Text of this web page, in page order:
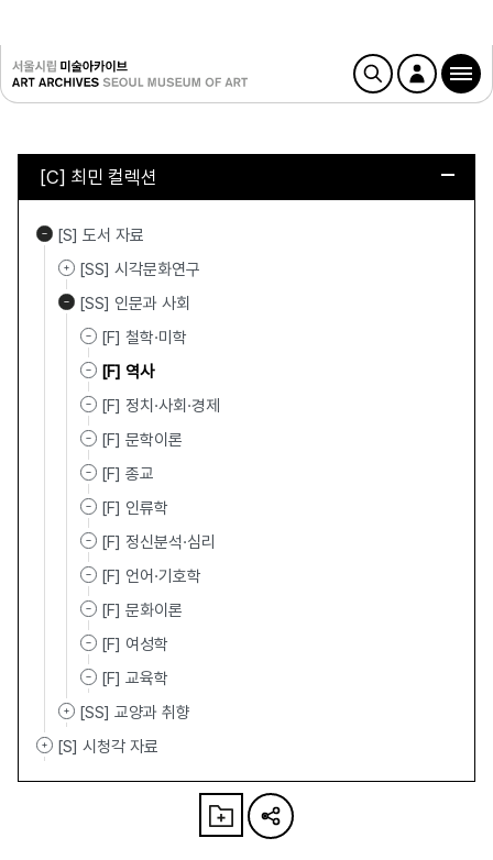
[C] 최민 컬렉션
[S] 도서 자료
[SS] 시각문화연구
[SS] 인문과 사회
[F] 철학·미학
[F] 역사
[F] 정치·사회·경제
[F] 문학이론
[F] 종교
[F] 인류학
[F] 정신분석·심리
[F] 언어·기호학
[F] 문화이론
[F] 여성학
[F] 교육학
[SS] 교양과 취향
[S] 시청각 자료